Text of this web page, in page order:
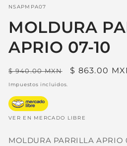
una
modal
SKU:
NSAPMPA07
MOLDURA
APRIO 07-10
Precio
habitual
$ 940.00 MXN
Precio
$ 863.00
Impuestos incluidos.
VER EN MERCADO LIBRE
MOLDURA PARRILLA APRIO